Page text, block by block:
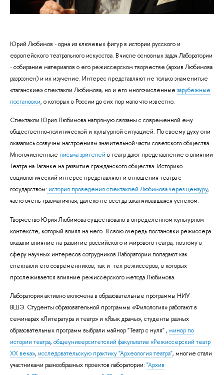
Юрий Любимов - одна из ключевых фигур в истории русского и
европейского театрального искусства. В числе основных задач Лаборатории
- собирание материалов о его режиссерском творчестве (архив Любимова
разрознен) и их изучение. Интерес представляют не только знаменитые
«таганские» спектакли Любимова, но и его многочисленные зарубежные
постановки, о которых в России до сих пор мало что известно.
Спектакли Юрия Любимова напрямую связаны с современной ему
общественно-политической и культурной ситуацией. По своему духу они
оказались созвучны настроениям значительной части советского общества.
Многочисленные письма зрителей в театр дают представление о влиянии
Театра на Таганке на развитие гражданского общества. Историко-
социологический интерес представляют и отношения театра с
государством: история проведения спектаклей Любимова через цензуру,
часто очень травматичная, далеко не всегда заканчивавшаяся успехом.
Творчество Юрия Любимова существовало в определенном культурном
контексте, который влиял на него. В свою очередь постановки режиссера
оказали влияние на развитие российского и мирового театра, поэтому в
сферу научных интересов сотрудников Лаборатории попадают как
спектакли его современников, так и тех режиссеров, в которых
прослеживается влияние режиссёрского метода Любимова.
Лаборатория активно включена в образовательные программы НИУ
ВШЭ. Студенты образовательной программы «Филология» работают в
семинарах «Литература и театр» и «Язык драмы», студенты разных
образовательных программ выбрали майнор "Театр с нуля" , минор по
истории театра, общеуниверситетский факультатив «Режиссерский театр
XX века», исследовательскую практику "Археология театра", многие стали
участниками разнообразных проектов лаборатории: "Архив